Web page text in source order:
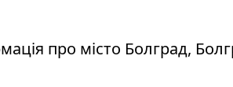
про місто Болград,